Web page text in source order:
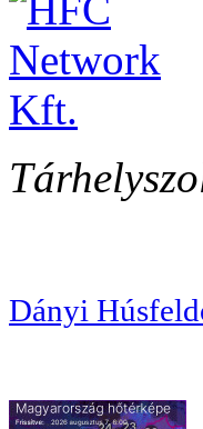
Dányi